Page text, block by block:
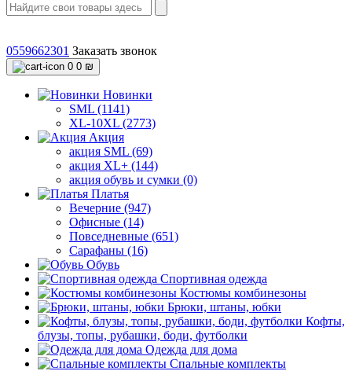
0559662301 Заказать звонок
0 0 ₪
Новинки
SML (1141)
XL-10XL (2773)
Акция
акция SML (69)
акция XL+ (144)
акция обувь и сумки (0)
Платья
Вечерние (947)
Офисные (14)
Повседневные (651)
Сарафаны (16)
Обувь
Спортивная одежда
Костюмы комбинезоны
Брюки, штаны, юбки
Кофты,
блузы, топы, рубашки, боди, футболки
Одежда для дома
Спальные комплекты